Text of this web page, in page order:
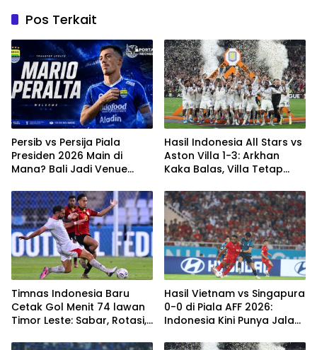
Pos Terkait
Persib vs Persija Piala
Presiden 2026 Main di
Mana? Bali Jadi Venue
Hasil Indonesia All Stars vs
Aston Villa 1-3: Arkhan
Kaka Balas, Villa Tetap
Timnas Indonesia Baru
Cetak Gol Menit 74 lawan
Timor Leste: Sabar, Rotasi,
Hasil Vietnam vs Singapura
0-0 di Piala AFF 2026:
Indonesia Kini Punya Jalan